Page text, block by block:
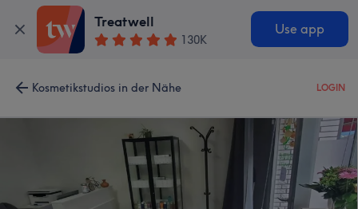
Treatwell
130K
Use app
Kosmetikstudios in der Nähe LOGIN